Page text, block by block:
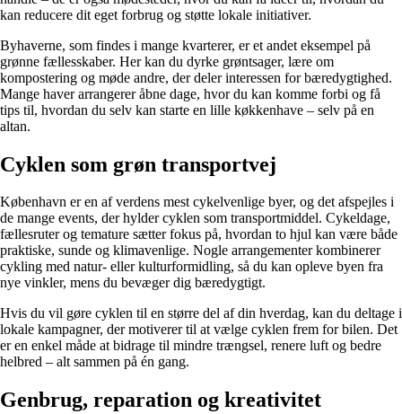
kan reducere dit eget forbrug og støtte lokale initiativer.
Byhaverne, som findes i mange kvarterer, er et andet eksempel på
grønne fællesskaber. Her kan du dyrke grøntsager, lære om
kompostering og møde andre, der deler interessen for bæredygtighed.
Mange haver arrangerer åbne dage, hvor du kan komme forbi og få
tips til, hvordan du selv kan starte en lille køkkenhave – selv på en
altan.
Cyklen som grøn transportvej
København er en af verdens mest cykelvenlige byer, og det afspejles i
de mange events, der hylder cyklen som transportmiddel. Cykeldage,
fællesruter og temature sætter fokus på, hvordan to hjul kan være både
praktiske, sunde og klimavenlige. Nogle arrangementer kombinerer
cykling med natur- eller kulturformidling, så du kan opleve byen fra
nye vinkler, mens du bevæger dig bæredygtigt.
Hvis du vil gøre cyklen til en større del af din hverdag, kan du deltage i
lokale kampagner, der motiverer til at vælge cyklen frem for bilen. Det
er en enkel måde at bidrage til mindre trængsel, renere luft og bedre
helbred – alt sammen på én gang.
Genbrug, reparation og kreativitet